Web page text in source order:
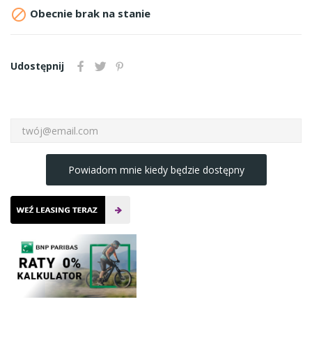
 Obecnie brak na stanie
Udostępnij
Powiadom mnie kiedy będzie dostępny